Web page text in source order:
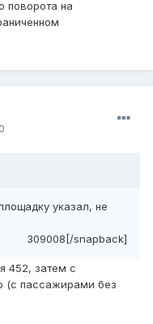
поворота на
указал, не
309008[/snapback]
452, затем с
(с пассажирами без